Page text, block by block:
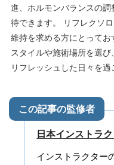
進、ホルモンバランスの
待できます。 リフレクソ
維持を求める方にとって
スタイルや施術場所を選
リフレッシュした日々を過
日本インストラ
インストラクター